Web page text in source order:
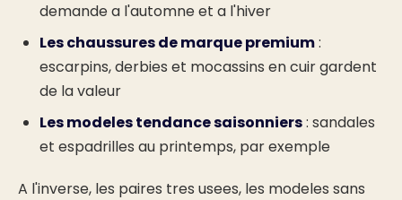
demande a l'automne et a l'hiver
Les chaussures de marque premium:
escarpins, derbies et mocassins en cuir gardent
de la valeur
Les modeles tendance saisonniers: sandales
et espadrilles au printemps, par exemple
A l'inverse, les paires tres usees, les modeles sans